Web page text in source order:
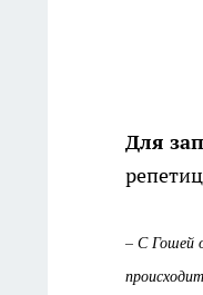
Для
– С Гошей